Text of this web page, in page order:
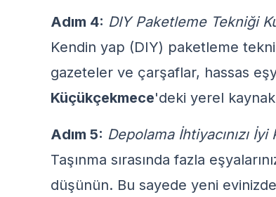
Adım 4: DIY Paketleme Tekniği
Kendin yap (DIY) paketleme
gazeteler ve çarşaflar, hassas
Küçükçekmece'deki yerel
Adım 5: Depolama İhtiyacınızı İyi
Taşınma sırasında fazla
düşünün. Bu sayede yeni